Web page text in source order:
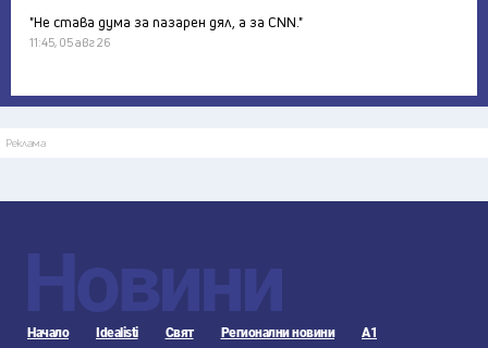
"Не става дума за пазарен дял, а за CNN."
11:45, 05 авг 26
Реклама
Новини
Начало Idealisti Свят Регионални новини А1